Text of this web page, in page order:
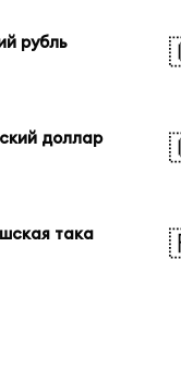
рубль
доллар
така